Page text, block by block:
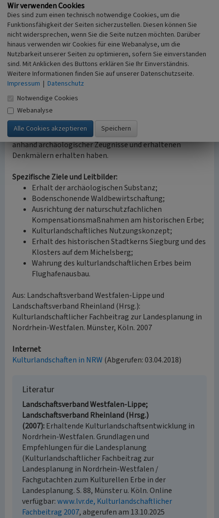
Altstadtbereich von Siegburg herum. Im Zweiten
Weltkrieg erlitt die Stadt durch Bombardements
erhebliche Zerstörungen.
Beim Aufbau der Stadt zum Verwaltungs- und
Einkaufszentrum für den Rhein-Sieg-Kreis wurde
Rücksicht auf die mittelalterliche Stadtstruktur
(Marktplatz, Beibehaltung der mittelalterlichen
Straßenführung, Einbeziehung der mittelalterlichen
Stadtmauer) genommen. Die mittelalterliche und
neuzeitliche Stadt Siegburg ist bedeutend für die
Geschichte der Region, weil sich hier die Siedlungsabläufe
und -geschichte vom Frühmittelalter bis in die Neuzeit
anhand archäologischer Zeugnisse und erhaltenen
Denkmälern erhalten haben.
Spezifische Ziele und Leitbilder:
Erhalt der archäologischen Substanz;
Bodenschonende Waldbewirtschaftung;
Ausrichtung der naturschutzfachlichen
Kompensationsmaßnahmen am historischen Erbe;
Kulturlandschaftliches Nutzungskonzept;
Erhalt des historischen Stadtkerns Siegburg und des
Klosters auf dem Michelsberg;
Wahrung des kulturlandschaftlichen Erbes beim
Flughafenausbau.
Aus: Landschaftsverband Westfalen-Lippe und
Landschaftsverband Rheinland (Hrsg.):
Kulturlandschaftlicher Fachbeitrag zur Landesplanung in
Nordrhein-Westfalen. Münster, Köln. 2007
Internet
Kulturlandschaften in NRW (Abgerufen: 03.04.2018)
Literatur
Landschaftsverband Westfalen-Lippe;
Landschaftsverband Rheinland (Hrsg.)
(2007) Erhaltende Kulturlandschaftsentwicklung in
Nordrhein-Westfalen. Grundlagen und
Empfehlungen für die Landesplanung
(Kulturlandschaftlicher Fachbeitrag zur
Landesplanung in Nordrhein-Westfalen /
Fachgutachten zum Kulturellen Erbe in der
Landesplanung. S. 88, Münster u. Köln. Online
verfügbar:www.lvr.de, Kulturlandschaftlicher
Fachbeitrag 2007, abgerufen am 13.10.2025
Wir verwenden Cookies
Dies sind zum einen technisch notwendige Cookies, um die
Funktionsfähigkeit der Seiten sicherzustellen. Diesen können Sie
nicht widersprechen, wenn Sie die Seite nutzen möchten. Darüber
hinaus verwenden wir Cookies für eine Webanalyse, um die
Nutzbarkeit unserer Seiten zu optimieren, sofern Sie einverstanden
sind. Mit Anklicken des Buttons erklären Sie Ihr Einverständnis.
Weitere Informationen finden Sie auf unserer Datenschutzseite.
Impressum | Datenschutz
Notwendige Cookies
Webanalyse